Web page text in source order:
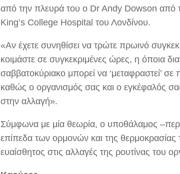
από την πλευρά του ο Dr Andy Dowson από
King’s College Hospital του Λονδίνου.
«Αν έχετε συνηθίσει να τρώτε πρωινό
κοιμάστε σε συγκεκριμένες ώρες, η όποια
σαββατοκύριακο μπορεί να ‘μεταφραστεί’ σε
καθώς ο οργανισμός σας και ο εγκέφαλός
στην αλλαγή».
Σύμφωνα με μία θεωρία, ο υποθάλαμος
επίπεδα των ορμονών και της θερμοκρασίας
ευαίσθητος στις αλλαγές της ρουτίνας του